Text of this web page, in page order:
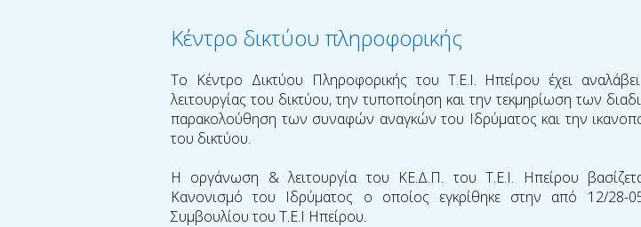
Κέντρο δικτύου πληροφορικής
Το Κέντρο Δικτύου Πληροφορικής του Τ.Ε.Ι. Ηπείρου έχει
λειτουργίας του δικτύου, την τυποποίηση και την τεκμηρίωση των
παρακολούθηση των συναφών αναγκών του Ιδρύματος και την
του δικτύου.
Η οργάνωση & λειτουργία του ΚΕ.Δ.Π. του Τ.Ε.Ι. Ηπείρου
Κανονισμό του Ιδρύματος ο οποίος εγκρίθηκε στην από 12/28-
Συμβουλίου του Τ.Ε.Ι Ηπείρου.